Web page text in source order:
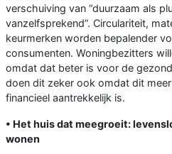
verschuiving van “duurzaam als
vanzelfsprekend”. Circulariteit,
keurmerken worden bepalender
consumenten. Woningbezitters
omdat dat beter is voor de
doen dit zeker ook omdat dit
financieel aantrekkelijk is.
• Het huis dat meegroeit:
wonen